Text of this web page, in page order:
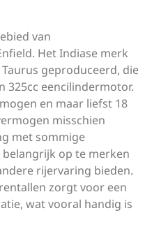
van
Het Indiase merk
geproduceerd, die
325cc eencilindermotor.
en maar liefst 18
misschien
met sommige
op te merken
rijervaring bieden.
zorgt voor een
wat vooral handig is